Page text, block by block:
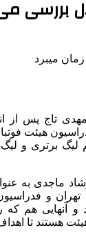
بررسی
تاج پس از
هیئت
برتری و لیگ
ماجدی به
تهران و
آنهایی هم که
هستند تا اهداف